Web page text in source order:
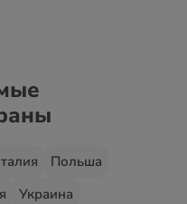
Польша
Украина